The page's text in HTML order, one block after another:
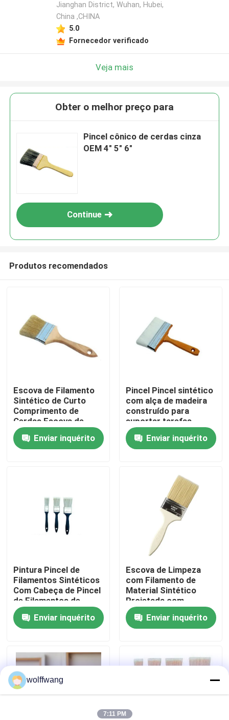
Casa
Fábrica
Fale Conosco
notícias
Pincel para Casa
Pincel de Filamento Sintético
Jianghan District, Wuhan, Hubei,
China ,CHINA
5.0
Fornecedor verificado
Veja mais
Obter o melhor preço para
Pincel cônico de cerdas cinza
OEM 4" 5" 6"
Continue
Produtos recomendados
Escova de Filamento
Sintético de Curto
Comprimento de
Cerdas Escova de
Filamento Oco de
Poliéster Ideal para
Aplicações de
Enviar inquérito
Pincel Pincel sintético
com alça de madeira
construído para
suportar tarefas
rigorosas de limpeza e
manutenção
Enviar inquérito
Pintura Pincel de
Filamentos Sintéticos
Com Cabeça de Pincel
de Filamentos de
Poliéster Oculta e Cor
Branca Brilhante
Projetado para
Tinta
Enviar inquérito
Escova de Limpeza
com Filamento de
Material Sintético
Projetada com
Cabeça de Escova de
Filamento de Poliéster
Oco Garantindo a
Enviar inquérito
wolffwang
7:11 PM